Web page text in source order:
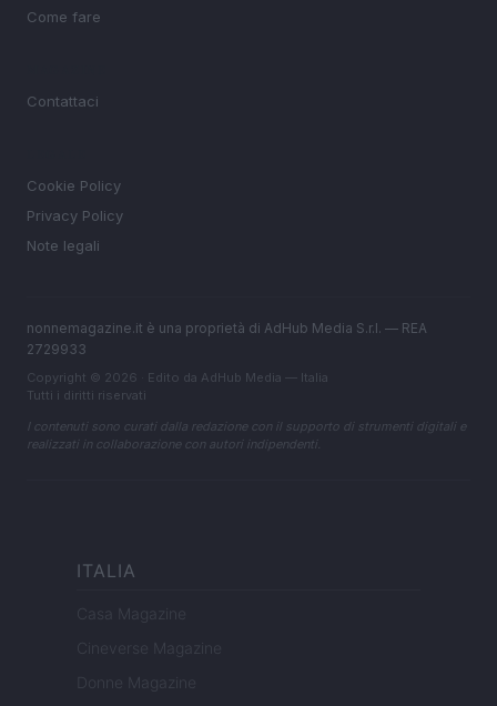
Come fare
Contattaci
Cookie Policy
Privacy Policy
Note legali
nonnemagazine.it è una proprietà di AdHub Media S.r.l. — REA
2729933
Copyright © 2026 · Edito da AdHub Media — Italia
Tutti i diritti riservati
I contenuti sono curati dalla redazione con il supporto di strumenti digitali e
realizzati in collaborazione con autori indipendenti.
ITALIA
Casa Magazine
Cineverse Magazine
Donne Magazine